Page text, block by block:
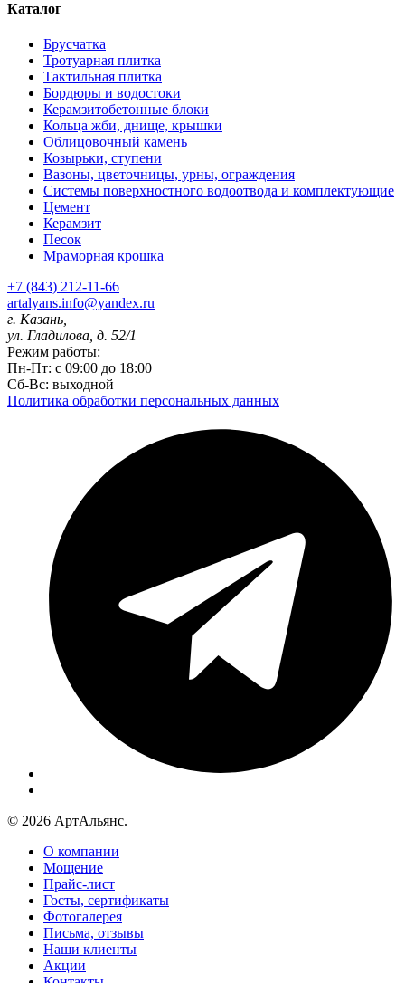
Каталог
Брусчатка
Тротуарная плитка
Тактильная плитка
Бордюры и водостоки
Керамзитобетонные блоки
Кольца жби, днище, крышки
Облицовочный камень
Козырьки, ступени
Вазоны, цветочницы, урны, ограждения
Системы поверхностного водоотвода и комплектующие
Цемент
Керамзит
Песок
Мраморная крошка
+7 (843) 212-11-66
artalyans.info@yandex.ru
г. Казань,
ул. Гладилова, д. 52/1
Режим работы:
Пн-Пт: с 09:00 до 18:00
Сб-Вс: выходной
Политика обработки персональных данных
© 2026 АртАльянс.
О компании
Мощение
Прайс-лист
Госты, сертификаты
Фотогалерея
Письма, отзывы
Наши клиенты
Акции